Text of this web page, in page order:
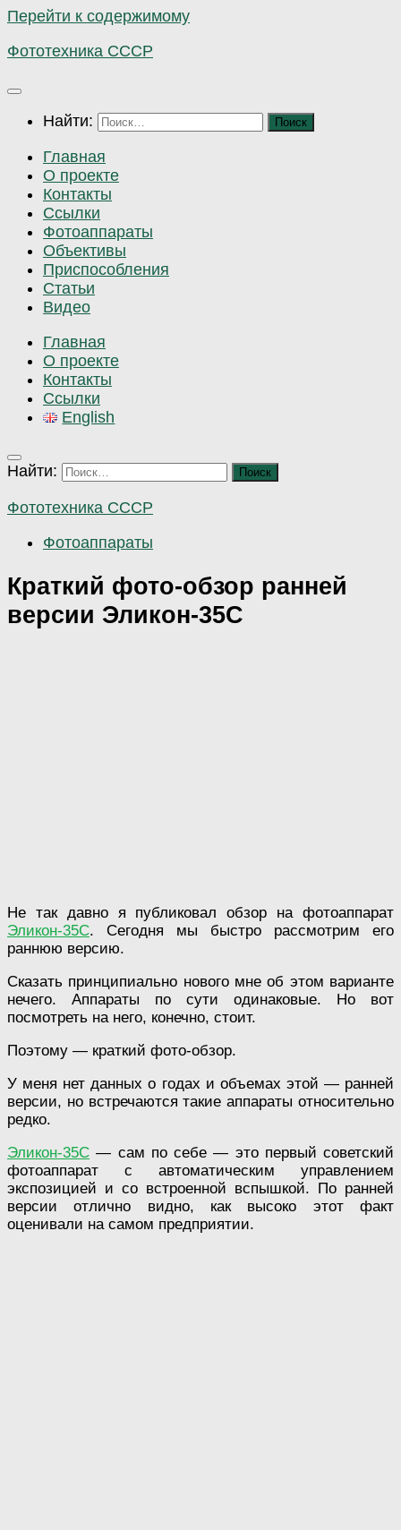
Перейти к содержимому
Фототехника СССР
Найти:
Главная
О проекте
Контакты
Ссылки
Фотоаппараты
Объективы
Приспособления
Статьи
Видео
Главная
О проекте
Контакты
Ссылки
English
Найти:
Фототехника СССР
Фотоаппараты
Краткий фото-обзор ранней
версии Эликон-35С
Не так давно я публиковал обзор на фотоаппарат
Эликон-35С. Сегодня мы быстро рассмотрим его
раннюю версию.
Сказать принципиально нового мне об этом варианте
нечего. Аппараты по сути одинаковые. Но вот
посмотреть на него, конечно, стоит.
Поэтому — краткий фото-обзор.
У меня нет данных о годах и объемах этой — ранней
версии, но встречаются такие аппараты относительно
редко.
Эликон-35С — сам по себе — это первый советский
фотоаппарат с автоматическим управлением
экспозицией и со встроенной вспышкой. По ранней
версии отлично видно, как высоко этот факт
оценивали на самом предприятии.